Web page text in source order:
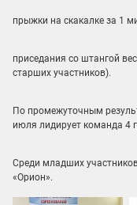
прыжки на скакалке за 1
приседания со штангой
старших участников).
По промежуточным
июля лидирует команда 4
Среди младших
«Орион».